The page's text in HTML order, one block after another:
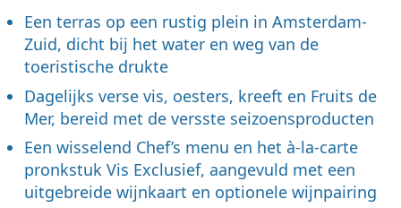
Een terras op een rustig plein in Amsterdam-
Zuid, dicht bij het water en weg van de
toeristische drukte
Dagelijks verse vis, oesters, kreeft en Fruits de
Mer, bereid met de versste seizoensproducten
Een wisselend Chef’s menu en het à-la-carte
pronkstuk Vis Exclusief, aangevuld met een
uitgebreide wijnkaart en optionele wijnpairing